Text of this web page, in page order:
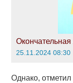
25.11.2024 08:30
Однако,